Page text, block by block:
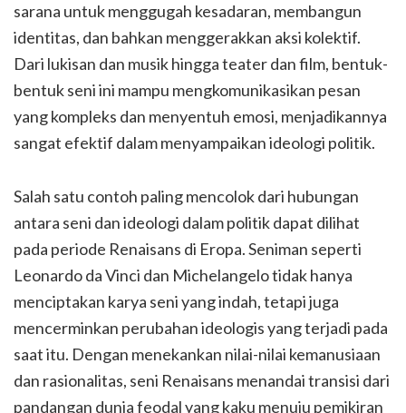
sarana untuk menggugah kesadaran, membangun
identitas, dan bahkan menggerakkan aksi kolektif.
Dari lukisan dan musik hingga teater dan film, bentuk-
bentuk seni ini mampu mengkomunikasikan pesan
yang kompleks dan menyentuh emosi, menjadikannya
sangat efektif dalam menyampaikan ideologi politik.
Salah satu contoh paling mencolok dari hubungan
antara seni dan ideologi dalam politik dapat dilihat
pada periode Renaisans di Eropa. Seniman seperti
Leonardo da Vinci dan Michelangelo tidak hanya
menciptakan karya seni yang indah, tetapi juga
mencerminkan perubahan ideologis yang terjadi pada
saat itu. Dengan menekankan nilai-nilai kemanusiaan
dan rasionalitas, seni Renaisans menandai transisi dari
pandangan dunia feodal yang kaku menuju pemikiran